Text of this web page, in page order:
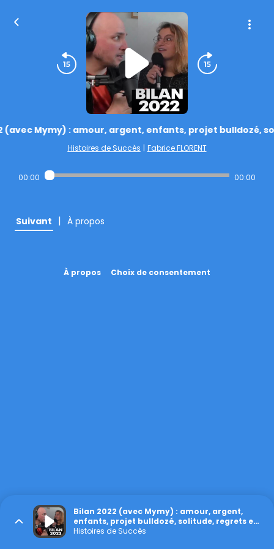
(avec Mymy) : amour, argent, enfants, projet bulldozé,
Histoires de Succès | Fabrice FLORENT
00:00 00:00
Suivant | À propos
À propos Choix de consentement
Bilan 2022 (avec Mymy) : amour, argent,
enfants, projet bulldozé, solitude, regrets et
fiertés
Histoires de Succès